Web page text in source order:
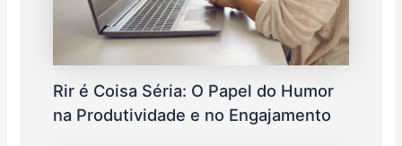
Rir é Coisa Séria: O Papel do Humor
na Produtividade e no Engajamento